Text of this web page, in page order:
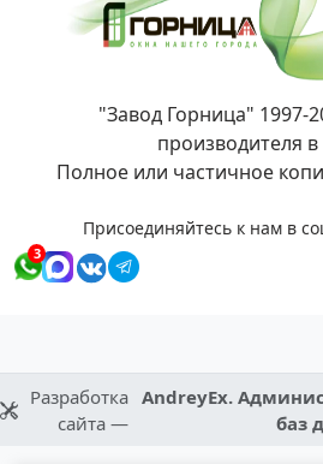
"Завод Горница" 1997-
производителя
Полное или частичное
Присоединяйтесь к нам в
3
Разработка
сайта —
AndreyEx.
баз